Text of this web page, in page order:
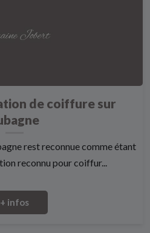
de coiffure sur
rest reconnue comme étant
reconnu pour coiffur...
+ infos